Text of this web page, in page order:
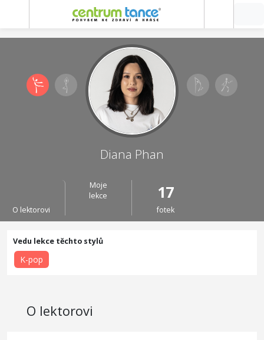
Diana Phan
O lektorovi
Moje
lekce
17
fotek
K-pop
O lektorovi